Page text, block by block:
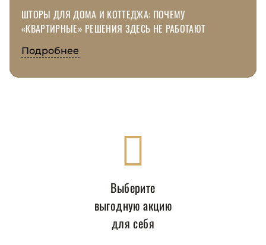
ШТОРЫ ДЛЯ ДОМА И КОТТЕДЖА: ПОЧЕМУ
«КВАРТИРНЫЕ» РЕШЕНИЯ ЗДЕСЬ НЕ РАБОТАЮТ
Подробнее
Выберите
выгодную акцию
для себя